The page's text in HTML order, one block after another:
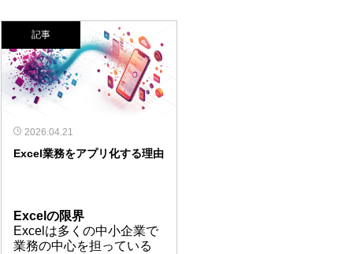
記事
2026.04.21
Excel業務をアプリ化する理由
Excelの限界
Excelは多くの中小企業で
業務の中心を担っている